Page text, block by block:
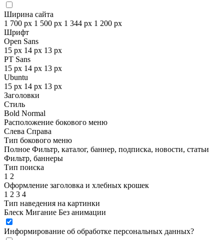
Ширина сайта
1 700 px 1 500 px 1 344 px 1 200 px
Шрифт
Open Sans
15 px 14 px 13 px
PT Sans
15 px 14 px 13 px
Ubuntu
15 px 14 px 13 px
Заголовки
Стиль
Bold Normal
Расположение бокового меню
Слева Справа
Тип бокового меню
Полное Фильтр, каталог, баннер, подписка, новости, статьи
Фильтр, баннеры
Тип поиска
1 2
Оформление заголовка и хлебных крошек
1 2 3 4
Тип наведения на картинки
Блеск Мигание Без анимации
Информирование об обработке персональных данных?